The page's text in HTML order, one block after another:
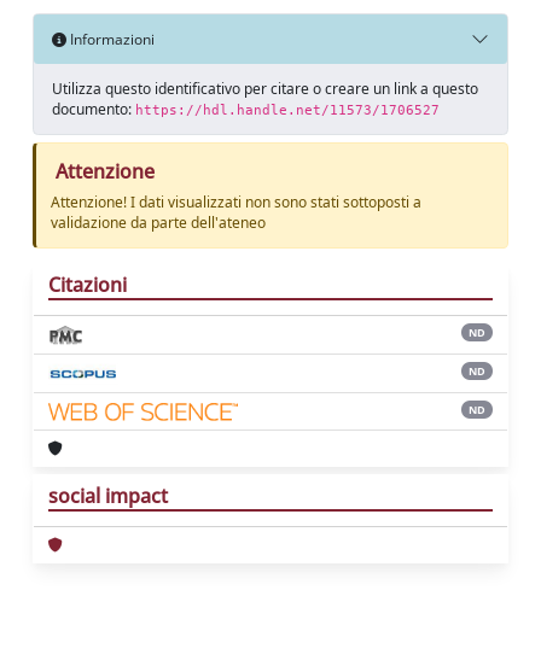
Informazioni
Utilizza questo identificativo per citare o creare un link a questo
documento: https://hdl.handle.net/11573/1706527
Attenzione
Attenzione! I dati visualizzati non sono stati sottoposti a
validazione da parte dell'ateneo
Citazioni
ND
ND
ND
social impact